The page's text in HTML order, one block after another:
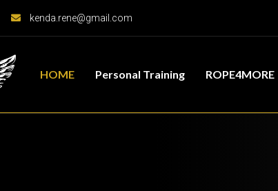
kenda.rene@gmail.com
HOME Personal Training ROPE4MORE